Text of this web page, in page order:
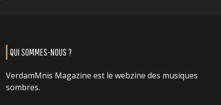
QUI SOMMES-NOUS ?
VerdamMnis Magazine est le webzine des musiques
sombres.